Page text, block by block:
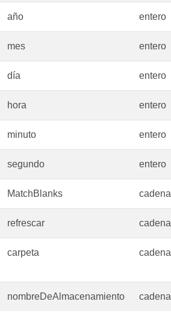
año entero
mes entero
día entero
hora entero
minuto entero
segundo entero
MatchBlanks cadena
refrescar cadena
carpeta cadena
nombreDeAlmacenamiento cadena